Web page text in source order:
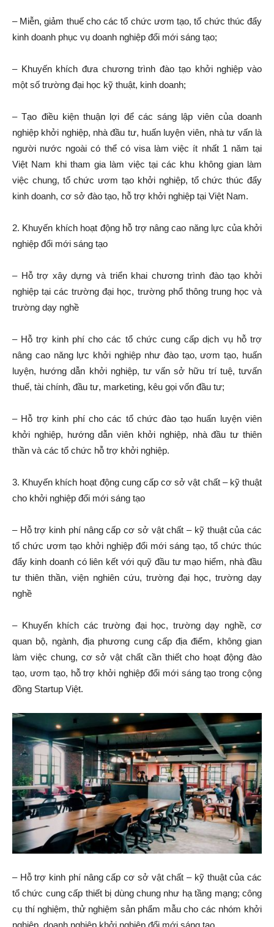
– Miễn, giảm thuế cho các tổ chức ươm tạo, tổ chức thúc đẩy
kinh doanh phục vụ doanh nghiệp đổi mới sáng tạo;
– Khuyến khích đưa chương trình đào tạo khởi nghiệp vào
một số trường đại học kỹ thuật, kinh doanh;
– Tạo điều kiện thuận lợi để các sáng lập viên của doanh
nghiệp khởi nghiệp, nhà đầu tư, huấn luyện viên, nhà tư vấn là
người nước ngoài có thể có visa làm việc ít nhất 1 năm tại
Việt Nam khi tham gia làm việc tại các khu không gian làm
việc chung, tổ chức ươm tạo khởi nghiệp, tổ chức thúc đẩy
kinh doanh, cơ sở đào tạo, hỗ trợ khởi nghiệp tại Việt Nam.
2. Khuyến khích hoạt động hỗ trợ nâng cao năng lực của khởi
nghiệp đổi mới sáng tạo
– Hỗ trợ xây dựng và triển khai chương trình đào tạo khởi
nghiệp tại các trường đại học, trường phổ thông trung học và
trường dạy nghề
– Hỗ trợ kinh phí cho các tổ chức cung cấp dịch vụ hỗ trợ
nâng cao năng lực khởi nghiệp như đào tạo, ươm tạo, huấn
luyện, hướng dẫn khởi nghiệp, tư vấn sở hữu trí tuệ, tưvấn
thuế, tài chính, đầu tư, marketing, kêu gọi vốn đầu tư;
– Hỗ trợ kinh phí cho các tổ chức đào tạo huấn luyện viên
khởi nghiệp, hướng dẫn viên khởi nghiệp, nhà đầu tư thiên
thần và các tổ chức hỗ trợ khởi nghiệp.
3. Khuyến khích hoạt động cung cấp cơ sở vật chất – kỹ thuật
cho khởi nghiệp đổi mới sáng tạo
– Hỗ trợ kinh phí nâng cấp cơ sở vật chất – kỹ thuật của các
tổ chức ươm tạo khởi nghiệp đổi mới sáng tạo, tổ chức thúc
đẩy kinh doanh có liên kết với quỹ đầu tư mạo hiểm, nhà đầu
tư thiên thần, viện nghiên cứu, trường đại học, trường dạy
nghề
– Khuyến khích các trường đại học, trường dạy nghề, cơ
quan bộ, ngành, địa phương cung cấp địa điểm, không gian
làm việc chung, cơ sở vật chất cần thiết cho hoạt động đào
tạo, ươm tạo, hỗ trợ khởi nghiệp đổi mới sáng tạo trong cộng
đồng Startup Việt.
– Hỗ trợ kinh phí nâng cấp cơ sở vật chất – kỹ thuật của các
tổ chức cung cấp thiết bị dùng chung như hạ tầng mạng; công
cụ thí nghiệm, thử nghiệm sản phẩm mẫu cho các nhóm khởi
nghiệp, doanh nghiệp khởi nghiệp đổi mới sáng tạo.